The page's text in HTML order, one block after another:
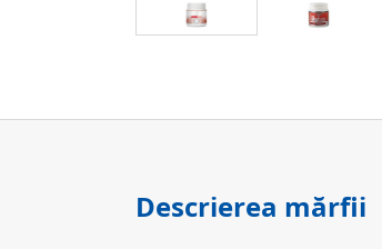
Descrierea mărfii